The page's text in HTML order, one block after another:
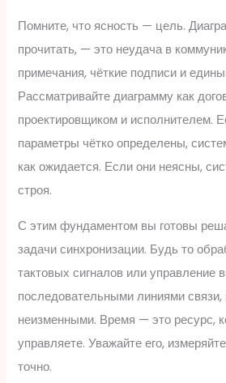
Помните, что ясность — цель.
прочитать, — это неудача в
примечания, чёткие подписи и
Рассматривайте диаграмму как
проектировщиком и исполнителем.
параметры чётко определены,
как ожидается. Если они неясны,
строя.
С этим фундаментом вы готовы
задачи синхронизации. Будь то
тактовых сигналов или управление
последовательными линиями
неизменными. Время — это ресурс,
управляете. Уважайте его,
точно.